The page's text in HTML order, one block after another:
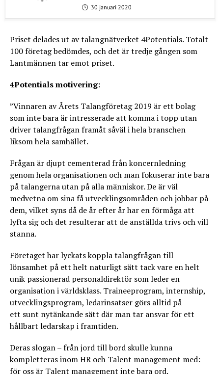
30 januari 2020
Priset delades ut av talangnätverket 4Potentials. Totalt
100 företag bedömdes, och det är tredje gången som
Lantmännen tar emot priset.
4Potentials motivering:
”Vinnaren av Årets Talangföretag 2019 är ett bolag
som inte bara är intresserade att komma i topp utan
driver talangfrågan framåt såväl i hela branschen
liksom hela samhället.
Frågan är djupt cementerad från koncernledning
genom hela organisationen och man fokuserar inte bara
på talangerna utan på alla människor. De är väl
medvetna om sina få utvecklingsområden och jobbar på
dem, vilket syns då de år efter år har en förmåga att
lyfta sig och det resulterar att de anställda trivs och vill
stanna.
Företaget har lyckats koppla talangfrågan till
lönsamhet på ett helt naturligt sätt tack vare en helt
unik passionerad personaldirektör som leder en
organisation i världsklass. Traineeprogram, internship,
utvecklingsprogram, ledarinsatser görs alltid på
ett sunt nytänkande sätt där man tar ansvar för ett
hållbart ledarskap i framtiden.
Deras slogan – från jord till bord skulle kunna
kompletteras inom HR och Talent management med:
för oss är Talent management inte bara ord.